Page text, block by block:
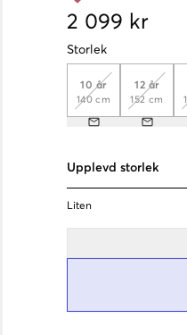
2 099 kr
Storlek
10 år
140 cm
12 år
152 cm
Upplevd storlek
Liten